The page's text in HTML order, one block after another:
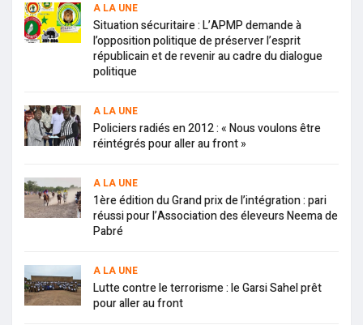
A LA UNE
Situation sécuritaire : L’APMP demande à
l’opposition politique de préserver l’esprit
républicain et de revenir au cadre du dialogue
politique
A LA UNE
Policiers radiés en 2012 : « Nous voulons être
réintégrés pour aller au front »
A LA UNE
1ère édition du Grand prix de l’intégration : pari
réussi pour l’Association des éleveurs Neema de
Pabré
A LA UNE
Lutte contre le terrorisme : le Garsi Sahel prêt
pour aller au front